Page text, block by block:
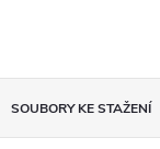
SOUBORY KE STAŽENÍ